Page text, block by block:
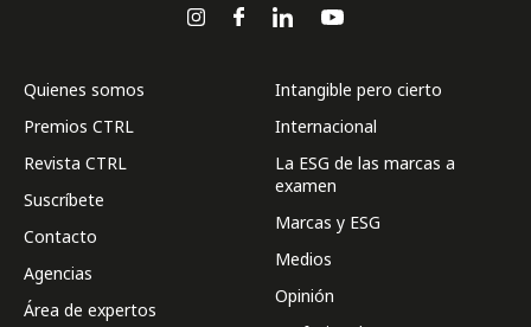
Quienes somos
Premios CTRL
Revista CTRL
Suscríbete
Contacto
Agencias
Área de expertos
Intangible pero cierto
Internacional
La ESG de las marcas a
examen
Marcas y ESG
Medios
Opinión